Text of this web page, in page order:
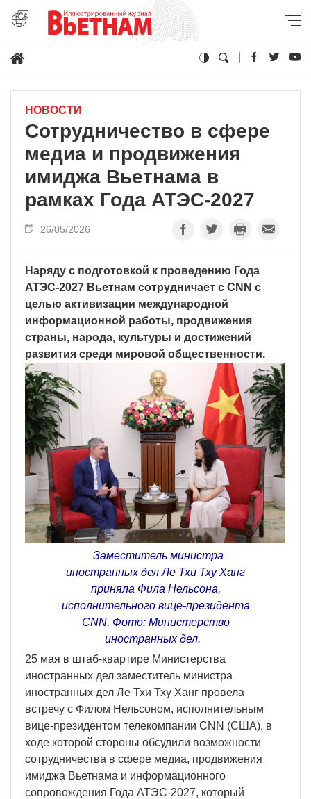
НОВОСТИ
Сотрудничество в сфере
медиа и продвижения
имиджа Вьетнама в
рамках Года АТЭС-2027
26/05/2026
Наряду с подготовкой к проведению Года
АТЭС-2027 Вьетнам сотрудничает с CNN с
целью активизации международной
информационной работы, продвижения
страны, народа, культуры и достижений
развития среди мировой общественности.
Заместитель министра
иностранных дел Ле Тхи Тху Ханг
приняла Фила Нельсона,
исполнительного вице-президента
CNN. Фото: Министерство
иностранных дел.
25 мая в штаб-квартире Министерства
иностранных дел заместитель министра
иностранных дел Ле Тхи Тху Ханг провела
встречу с Филом Нельсоном, исполнительным
вице-президентом телекомпании CNN (США), в
ходе которой стороны обсудили возможности
сотрудничества в сфере медиа, продвижения
имиджа Вьетнама и информационного
сопровождения Года АТЭС-2027, который